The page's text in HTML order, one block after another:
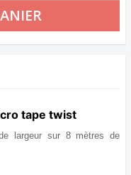
tape twist
largeur sur 8 mètres de